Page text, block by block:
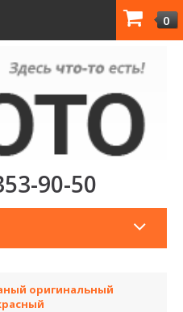
0
90-50
оригинальный